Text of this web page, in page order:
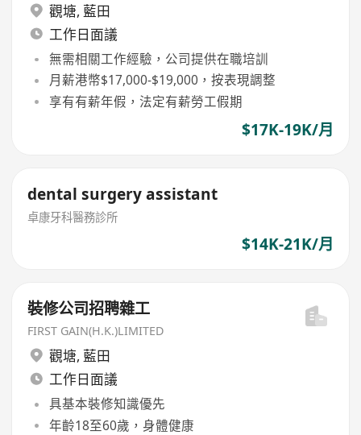
觀塘, 藍田
工作日面議
無需相關工作經驗，公司提供在職培訓
月薪港幣$17,000-$19,000，按表現調整
享有有薪年假，法定有薪勞工假期
$17K-19K/月
dental surgery assistant
卓康牙科醫務診所
$14K-21K/月
裝修公司招聘雜工
FIRST GAIN(H.K.)LIMITED
觀塘, 藍田
工作日面議
具基本裝修知識優先
年齡18至60歲，身體健康